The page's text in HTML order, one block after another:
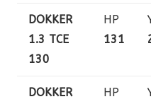
DOKKER
1.3 TCE
130
HP
131
DOKKER
HP